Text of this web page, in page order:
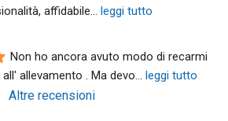
affidabile... leggi tutto
Non ho ancora avuto modo di recarmi
allevamento . Ma devo... leggi tutto
Altre recensioni